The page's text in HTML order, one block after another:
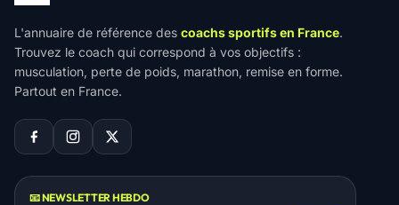
L'annuaire de référence des coachs sportifs en France.
Trouvez le coach qui correspond à vos objectifs :
musculation, perte de poids, marathon, remise en forme.
Partout en France.
📧 NEWSLETTER HEBDO